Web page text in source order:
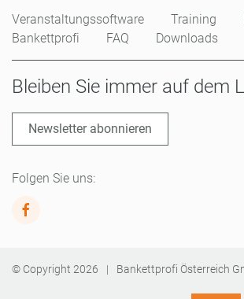
Veranstaltungssoftware Training
Bankettprofi
FAQ Downloads
Bleiben Sie immer auf dem
Newsletter abonnieren
Folgen Sie uns:
© Copyright 2026 | Bankettprofi Österreich